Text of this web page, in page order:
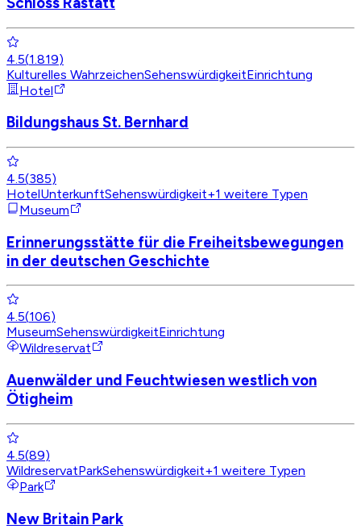
4.5(1.819)
Kulturelles WahrzeichenSehenswürdigkeitEinrichtung
Hotel
Bildungshaus St. Bernhard
4.5(385)
HotelUnterkunftSehenswürdigkeit+1 weitere Typen
Museum
Erinnerungsstätte für die Freiheitsbewegungen
in der deutschen Geschichte
4.5(106)
MuseumSehenswürdigkeitEinrichtung
Wildreservat
Auenwälder und Feuchtwiesen westlich von
Ötigheim
4.5(89)
WildreservatParkSehenswürdigkeit+1 weitere Typen
Park
New Britain Park